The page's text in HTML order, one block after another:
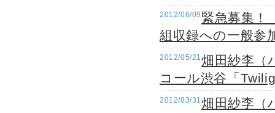
2012/06/09 緊急募集！
組収録への一般参
2012/05/21畑田紗李（
コール渋谷「
2012/03/31畑田紗李（